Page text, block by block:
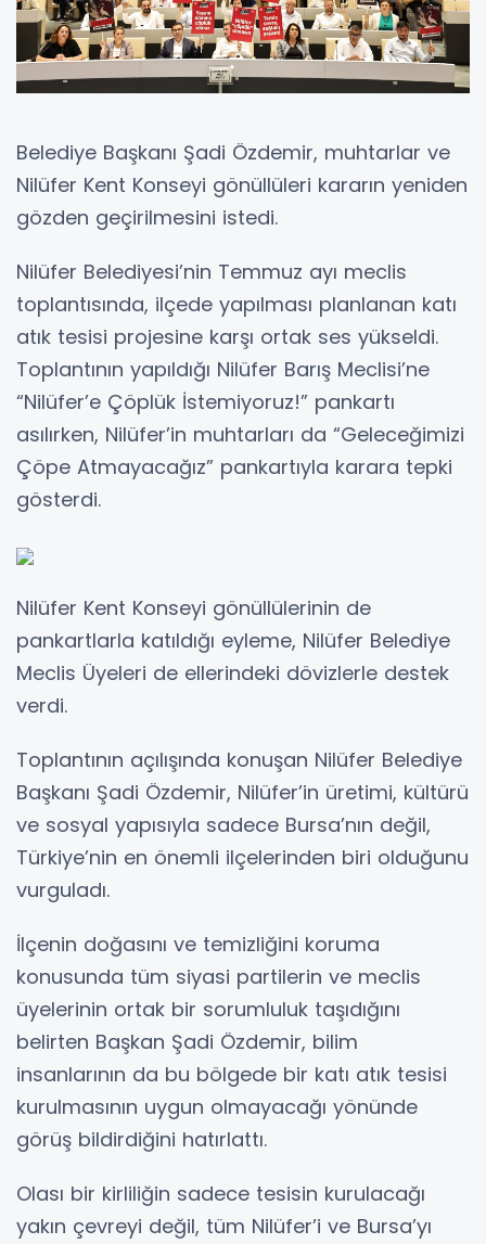
Belediye Başkanı Şadi Özdemir, muhtarlar ve
Nilüfer Kent Konseyi gönüllüleri kararın yeniden
gözden geçirilmesini istedi.
Nilüfer Belediyesi’nin Temmuz ayı meclis
toplantısında, ilçede yapılması planlanan katı
atık tesisi projesine karşı ortak ses yükseldi.
Toplantının yapıldığı Nilüfer Barış Meclisi’ne
“Nilüfer’e Çöplük İstemiyoruz!” pankartı
asılırken, Nilüfer’in muhtarları da “Geleceğimizi
Çöpe Atmayacağız” pankartıyla karara tepki
gösterdi.
Nilüfer Kent Konseyi gönüllülerinin de
pankartlarla katıldığı eyleme, Nilüfer Belediye
Meclis Üyeleri de ellerindeki dövizlerle destek
verdi.
Toplantının açılışında konuşan Nilüfer Belediye
Başkanı Şadi Özdemir, Nilüfer’in üretimi, kültürü
ve sosyal yapısıyla sadece Bursa’nın değil,
Türkiye’nin en önemli ilçelerinden biri olduğunu
vurguladı.
İlçenin doğasını ve temizliğini koruma
konusunda tüm siyasi partilerin ve meclis
üyelerinin ortak bir sorumluluk taşıdığını
belirten Başkan Şadi Özdemir, bilim
insanlarının da bu bölgede bir katı atık tesisi
kurulmasının uygun olmayacağı yönünde
görüş bildirdiğini hatırlattı.
Olası bir kirliliğin sadece tesisin kurulacağı
yakın çevreyi değil, tüm Nilüfer’i ve Bursa’yı